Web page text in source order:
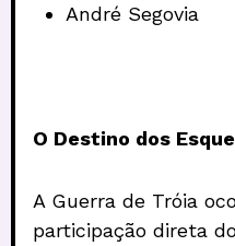
André Segovia
O Destino dos
A Guerra de Tróia
participação direta